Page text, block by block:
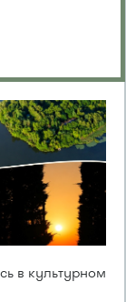
в культурном